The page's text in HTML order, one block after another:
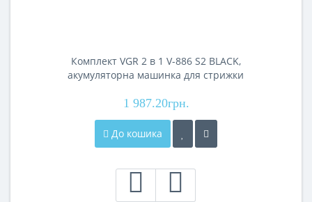
Комплект VGR 2 в 1 V-886 S2 BLACK,
акумуляторна машинка для стрижки
1 987.20грн.
До кошика